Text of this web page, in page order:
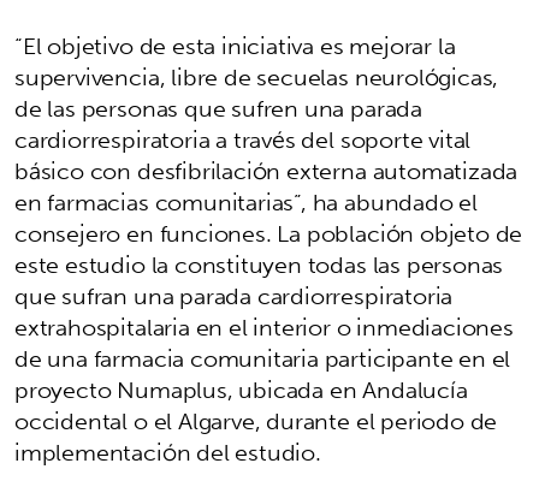
“El objetivo de esta iniciativa es mejorar la
supervivencia, libre de secuelas neurológicas,
de las personas que sufren una parada
cardiorrespiratoria a través del soporte vital
básico con desfibrilación externa automatizada
en farmacias comunitarias”, ha abundado el
consejero en funciones. La población objeto de
este estudio la constituyen todas las personas
que sufran una parada cardiorrespiratoria
extrahospitalaria en el interior o inmediaciones
de una farmacia comunitaria participante en el
proyecto Numaplus, ubicada en Andalucía
occidental o el Algarve, durante el periodo de
implementación del estudio.